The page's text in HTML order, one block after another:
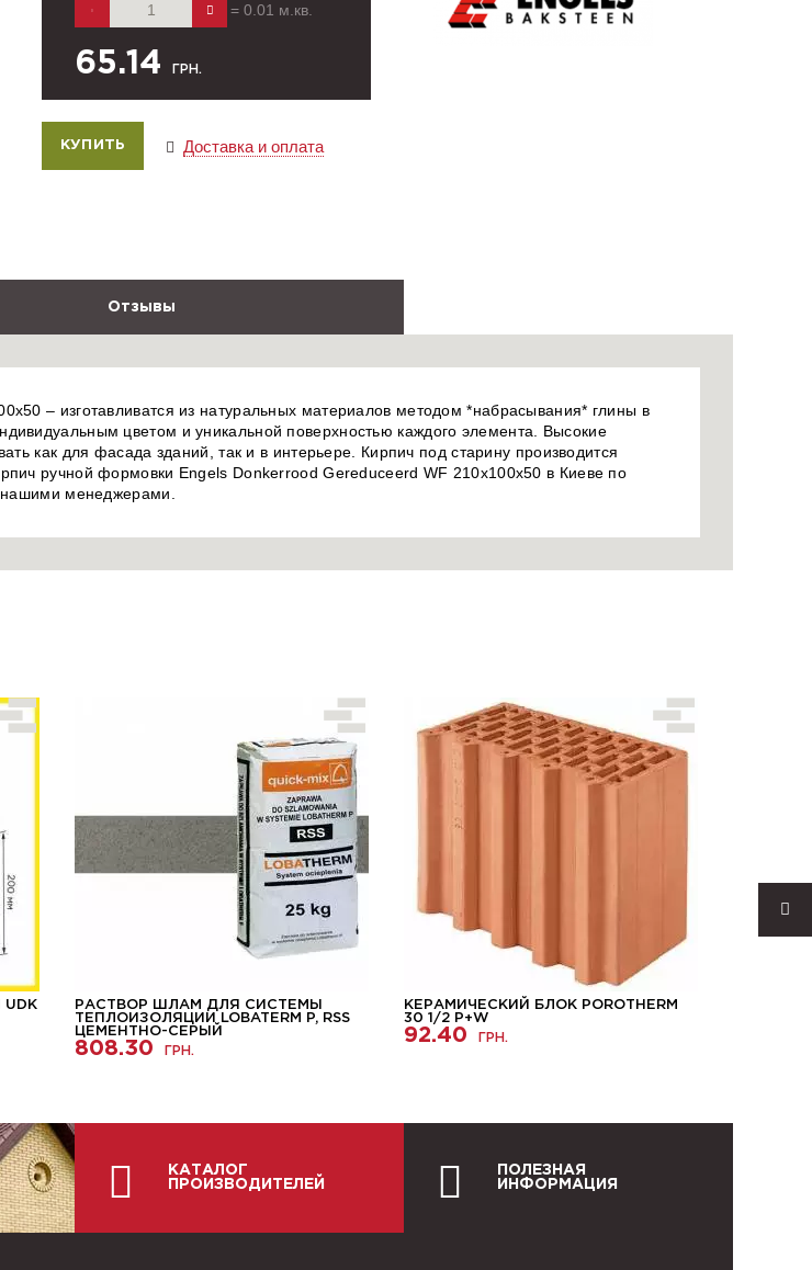
= 0.01 м.кв.
65.14 ГРН.
Доставка и оплата
Отзывы
– изготавливатся из натуральных материалов методом *набрасывания* глины в
цветом и уникальной поверхностью каждого элемента. Высокие
как для фасада зданий, так и в интерьере. Кирпич под старину производится
ручной формовки Engels Donkerrood Gereduceerd WF 210x100x50 в Киеве по
нашими менеджерами.
РАСТВОР ШЛАМ ДЛЯ СИСТЕМЫ
ТЕПЛОИЗОЛЯЦИИ LOBATERM P, RSS
ЦЕМЕНТНО-СЕРЫЙ
808.30 ГРН.
КЕРАМИЧЕСКИЙ БЛОК POROTHERM
30 1/2 P+W
92.40 ГРН.
КАТАЛОГ
ПРОИЗВОДИТЕЛЕЙ
ПОЛЕЗНАЯ
ИНФОРМАЦИЯ